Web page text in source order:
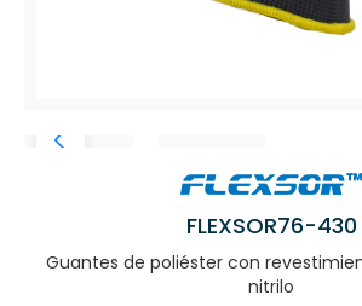
FLEXSOR76-430
Guantes de poliéster con
nitrilo